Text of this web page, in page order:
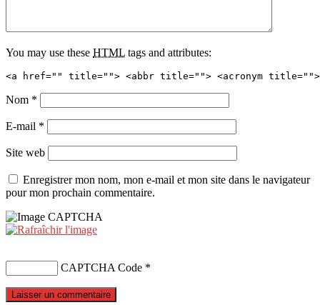
You may use these HTML tags and attributes:
<a href="" title=""> <abbr title=""> <acronym title="">
Nom *
E-mail *
Site web
Enregistrer mon nom, mon e-mail et mon site dans le navigateur
pour mon prochain commentaire.
CAPTCHA Code *